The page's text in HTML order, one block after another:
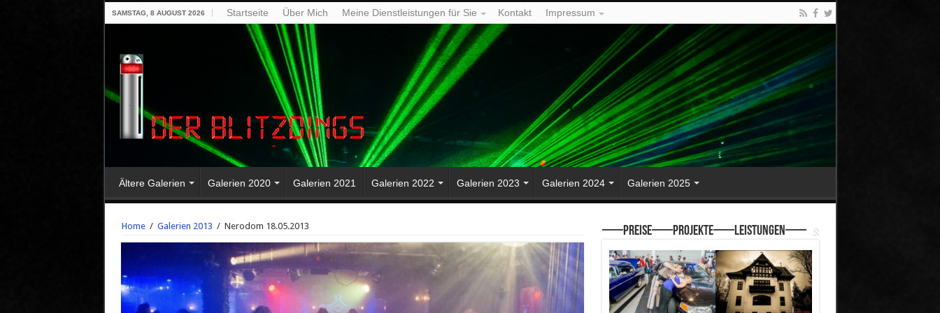
SAMSTAG, 8 AUGUST 2026 Startseite Über Mich Meine Dienstleistungen für Sie Kontakt Impressum
Ältere Galerien Galerien 2020 Galerien 2021 Galerien 2022 Galerien 2023 Galerien 2024 Galerien 2025
Home / Galerien 2013 / Nerodom 18.05.2013 —–Preise—–Projekte—–Leistungen—–